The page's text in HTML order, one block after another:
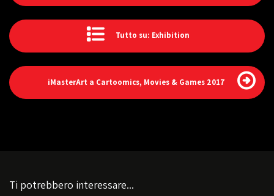
Tutto su: Exhibition
iMasterArt a Cartoomics, Movies & Games 2017
Ti potrebbero interessare...